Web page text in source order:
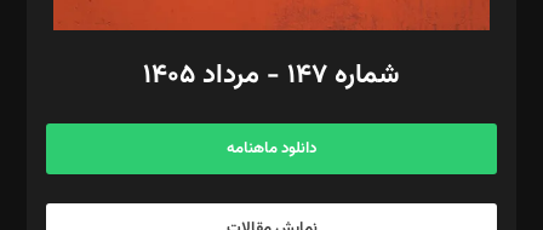
امور مالی: شاپور رهبری، محمد‌ کاظمی‌نیا
آگهی و مشترکین: ۰۹۱۹۹۹۹۰۴۵۴
شماره ۱۴۷ - مرداد ۱۴۰۵
دانلود ماهنامه